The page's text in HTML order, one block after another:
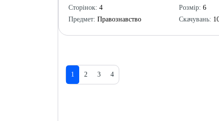
Сторінок: 4
Предмет: Правознавство
Розмір: 6
Скачувань:
1 2 3 4